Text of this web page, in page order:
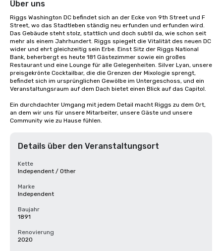
Über uns
Riggs Washington DC befindet sich an der Ecke von 9th Street und F
Street, wo das Stadtleben ständig neu erfunden und erfunden wird.
Das Gebäude steht stolz, stattlich und doch subtil da, wie schon seit
mehr als einem Jahrhundert. Riggs spiegelt die Vitalität des neuen DC
wider und ehrt gleichzeitig sein Erbe. Einst Sitz der Riggs National
Bank, beherbergt es heute 181 Gästezimmer sowie ein großes
Restaurant und eine Lounge für alle Gelegenheiten. Silver Lyan, unsere
preisgekrönte Cocktailbar, die die Grenzen der Mixologie sprengt,
befindet sich im ursprünglichen Gewölbe im Untergeschoss, und ein
Veranstaltungsraum auf dem Dach bietet einen Blick auf das Capitol.
Ein durchdachter Umgang mit jedem Detail macht Riggs zu dem Ort,
an dem wir uns für unsere Mitarbeiter, unsere Gäste und unsere
Community wie zu Hause fühlen.
Details über den Veranstaltungsort
Kette
Independent / Other
Marke
Independent
Baujahr
1891
Renovierung
2020